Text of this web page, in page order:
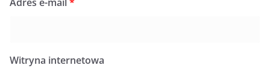
Adres e-mail*
Witryna internetowa